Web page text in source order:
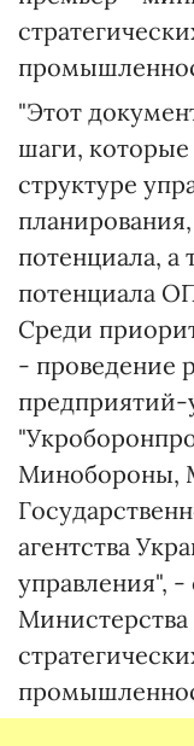
"Этот
шаги,
структуре
потенциала, а
потенциала
Среди
- проведение
предприятий-
Минобороны,
агентства
управления",